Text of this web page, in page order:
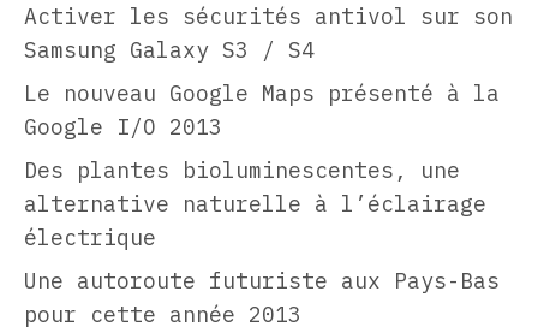
Activer les sécurités antivol sur son
Samsung Galaxy S3 / S4
Le nouveau Google Maps présenté à la
Google I/O 2013
Des plantes bioluminescentes, une
alternative naturelle à l’éclairage
électrique
Une autoroute futuriste aux Pays-Bas
pour cette année 2013